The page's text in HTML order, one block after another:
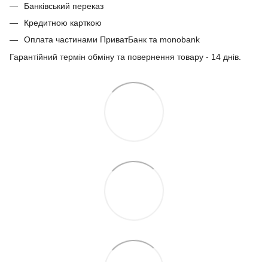
Банківський переказ
Кредитною карткою
Оплата частинами ПриватБанк та monobank
Гарантійний термін обміну та повернення товару - 14 днів.